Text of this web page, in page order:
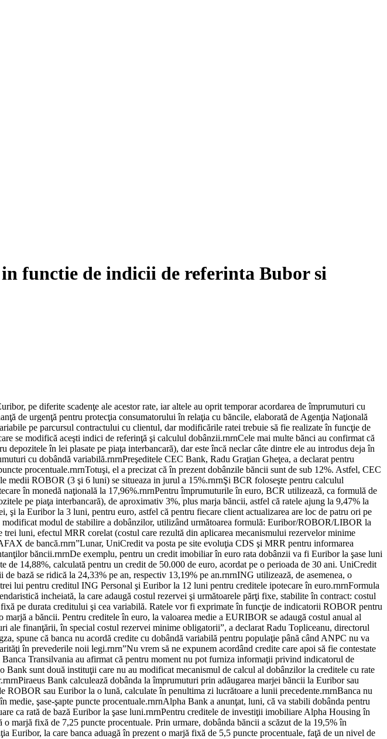
functie de indicii de referinta Bubor si
pe diferite scadenţe ale acestor rate, iar altele au oprit temporar acordarea de împrumuturi cu
de urgenţă pentru protecţia consumatorului în relaţia cu băncile, elaborată de Agenţia Naţională
pe parcursul contractului cu clientul, dar modificările ratei trebuie să fie realizate în funcţie de
se modifică aceşti indici de referinţă şi calculul dobânzii.rnrnCele mai multe bănci au confirmat că
în lei plasate pe piaţa interbancară), dar este încă neclar câte dintre ele au introdus deja în
cu dobândă variabilă.rnrnPreşeditele CEC Bank, Radu Graţian Gheţea, a declarat pentru
procentuale.rnrnTotuşi, el a precizat că în prezent dobânzile băncii sunt de sub 12%. Astfel, CEC
medii ROBOR (3 şi 6 luni) se situeaza in jurul a 15%.rnrnŞi BCR foloseşte pentru calculul
în monedă naţională la 17,96%.rnrnPentru împrumuturile în euro, BCR utilizează, ca formulă de
pe piaţa interbancară), de aproximativ 3%, plus marja băncii, astfel că ratele ajung la 9,47% la
la Euribor la 3 luni, pentru euro, astfel că pentru fiecare client actualizarea are loc de patru ori pe
modul de stabilire a dobânzilor, utilizând următoarea formulă: Euribor/ROBOR/LIBOR la
luni, efectul MRR corelat (costul care rezultă din aplicarea mecanismului rezervelor minime
de bancă.rnrn”Lunar, UniCredit va posta pe site evoluţia CDS şi MRR pentru informarea
băncii.rnrnDe exemplu, pentru un credit imobiliar în euro rata dobânzii va fi Euribor la şase luni
14,88%, calculată pentru un credit de 50.000 de euro, acordat pe o perioada de 30 ani. UniCredit
bază se ridică la 24,33% pe an, respectiv 13,19% pe an.rnrnING utilizează, de asemenea, o
lui pentru creditul ING Personal şi Euribor la 12 luni pentru creditele ipotecare în euro.rnrnFormula
incheiată, la care adaugă costul rezervei şi următoarele părţi fixe, stabilite în contract: costul
pe durata creditului şi cea variabilă. Ratele vor fi exprimate în funcţie de indicatorii ROBOR pentru
a băncii. Pentru creditele în euro, la valoarea medie a EURIBOR se adaugă costul anual al
ale finanţării, în special costul rezervei minime obligatorii”, a declarat Radu Topliceanu, directorul
spune că banca nu acordă credite cu dobândă variabilă pentru populaţie până când ANPC nu va
în prevederile noii legi.rnrn”Nu vrem să ne expunem acordând credite care apoi să fie contestate
Transilvania au afirmat că pentru moment nu pot furniza informaţii privind indicatorul de
sunt două instituţii care nu au modificat mecanismul de calcul al dobânzilor la creditele cu rate
Bank calculează dobânda la împrumuturi prin adăugarea marjei băncii la Euribor sau
sau Euribor la o lună, calculate în penultima zi lucrătoare a lunii precedente.rnrnBanca nu
şase-şapte puncte procentuale.rnrnAlpha Bank a anunţat, luni, că va stabili dobânda pentru
ca rată de bază Euribor la şase luni.rnrnPentru creditele de investiţii imobiliare Alpha Housing în
marjă fixă de 7,25 puncte procentuale. Prin urmare, dobânda băncii a scăzut de la 19,5% în
la care banca aduagă în prezent o marjă fixă de 5,5 puncte procentuale, faţă de un nivel de